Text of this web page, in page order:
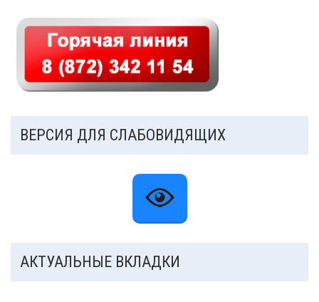
2020/2021 учебный год
2021/2022 учебный год
Аналитическая справка
Летний лагерь
Снижение документационной нагрузки
Управление и надзор в сфере
Каталог художественной литературы
ВЕРСИЯ ДЛЯ СЛАБОВИДЯЩИХ
АКТУАЛЬНЫЕ ВКЛАДКИ